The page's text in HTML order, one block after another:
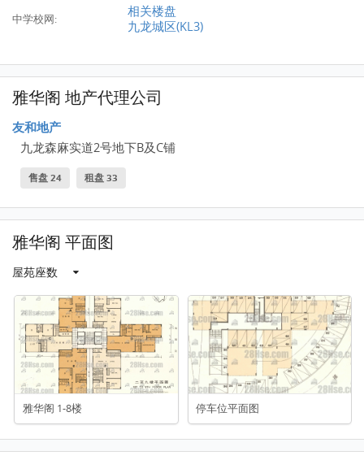
中学校网:
相关楼盘
九龙城区(KL3)
雅华阁 地产代理公司
友和地产
九龙森麻实道2号地下B及C铺
售盘 24 租盘 33
雅华阁 平面图
屋苑座数
雅华阁 1-8楼 停车位平面图